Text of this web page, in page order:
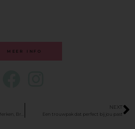
MEER INFO
NEXT
Een trouwpak dat perfect bij jou past